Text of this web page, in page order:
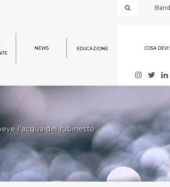
NEWS EDUCAZIONE COSA DEVI
l'acqua del rubinetto